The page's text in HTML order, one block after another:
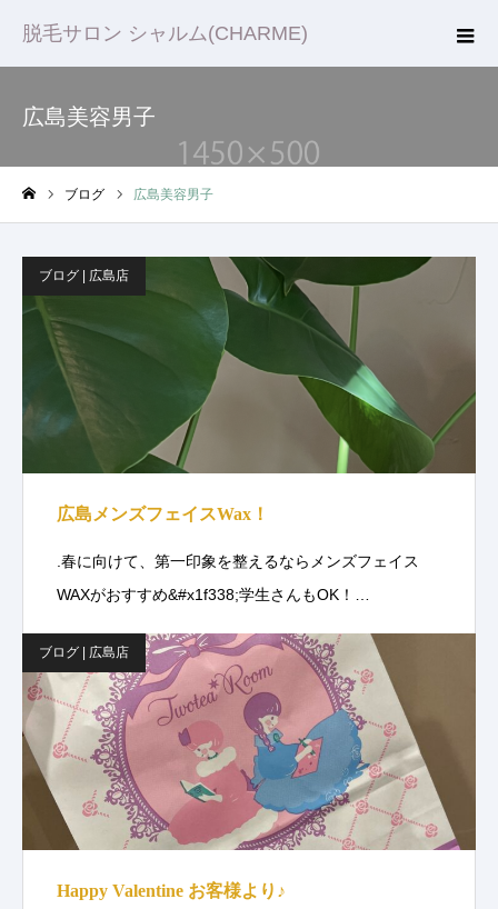
脱毛サロン シャルム(CHARME)
広島美容男子
ブログ 広島美容男子
ブログ | 広島店
広島メンズフェイスWax！
.春に向けて、第一印象を整えるならメンズフェイス
WAXがおすすめ&#x1f338;学生さんもOK！…
ブログ | 広島店
Happy Valentine お客様より♪